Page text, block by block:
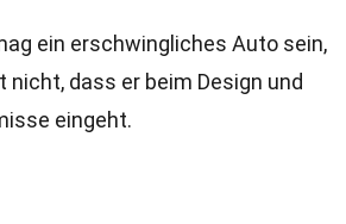
ein erschwingliches Auto sein,
nicht, dass er beim Design und
eingeht.